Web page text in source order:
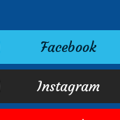
Facebook
Instagram